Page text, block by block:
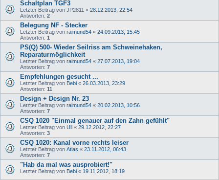
Schaltplan TGF3
Letzter Beitrag von JP2811 « 28.12.2013, 22:54
Antworten: 2
Belegung NF - Stecker
Letzter Beitrag von raimund54 « 24.09.2013, 15:45
Antworten: 1
PS(Q) 500- Wieder Seilriss am Schweinehaken,
Reparaturmöglichkeit
Letzter Beitrag von raimund54 « 27.07.2013, 19:04
Antworten: 7
Empfehlungen gesucht ...
Letzter Beitrag von Bebi « 26.03.2013, 23:29
Antworten: 11
Design + Design Nr. 23
Letzter Beitrag von raimund54 « 20.02.2013, 10:56
Antworten: 7
CSQ 1020 "Einmal genauer auf den Zahn gefühlt"
Letzter Beitrag von Uli « 29.12.2012, 22:27
Antworten: 3
CSQ 1020: Kanal vorne rechts leiser
Letzter Beitrag von Atlas « 23.11.2012, 06:43
Antworten: 7
"Hab da mal was ausprobiert!"
Letzter Beitrag von Bebi « 19.11.2012, 18:19